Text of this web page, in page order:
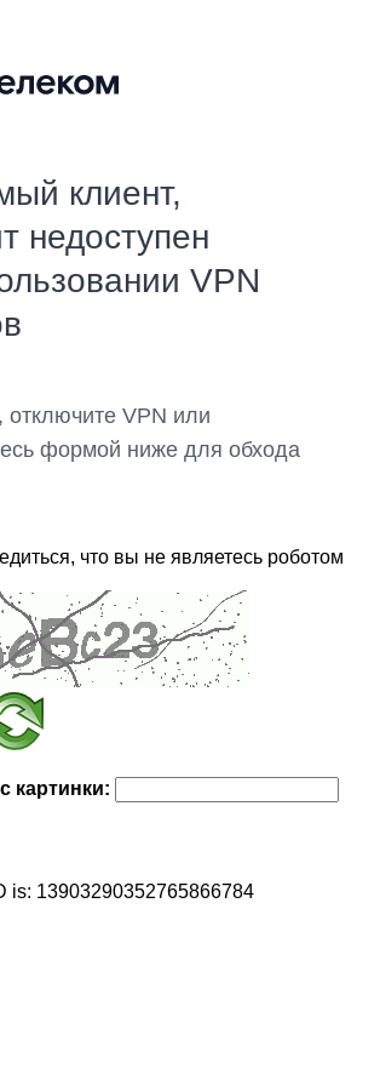
клиент,
недоступен
VPN
отключите VPN или
формой ниже для обхода
что вы не являетесь роботом
картинки:
is: 13903290352765866784